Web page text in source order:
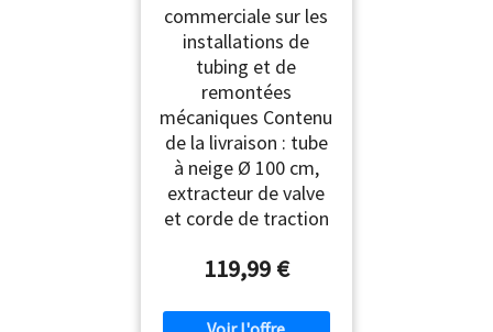
commerciale sur les
installations de
tubing et de
remontées
mécaniques Contenu
de la livraison : tube
à neige Ø 100 cm,
extracteur de valve
et corde de traction
119,99 €